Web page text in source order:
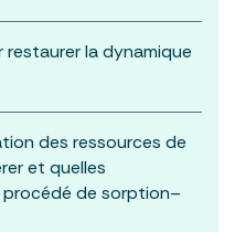
la dynamique
des ressources de
et quelles
de sorption–